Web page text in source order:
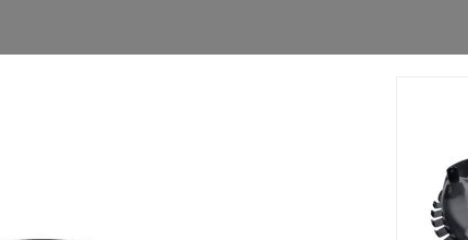
sur le tracteur tondeuse Rider 28H (2021).Votre